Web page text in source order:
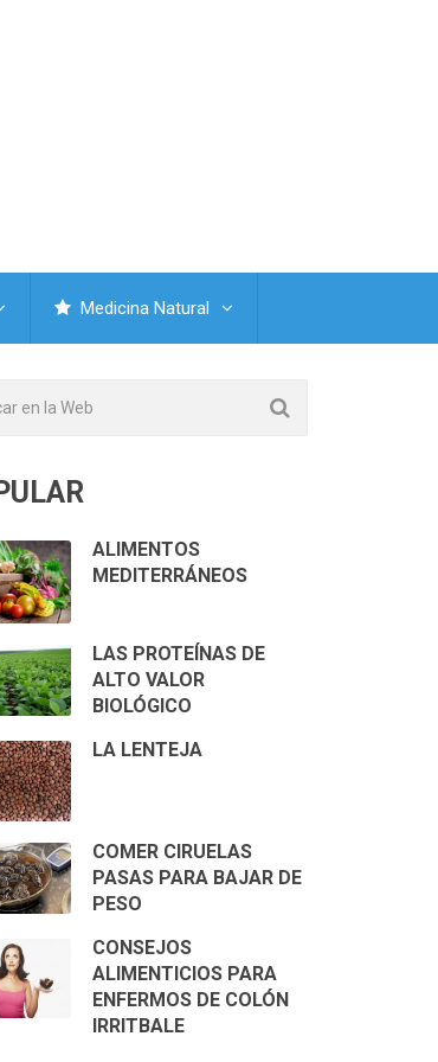
Medicina Natural
ALIMENTOS
MEDITERRÁNEOS
LAS PROTEÍNAS DE
ALTO VALOR
BIOLÓGICO
LA LENTEJA
COMER CIRUELAS
PASAS PARA BAJAR DE
PESO
CONSEJOS
ALIMENTICIOS PARA
ENFERMOS DE COLÓN
IRRITBALE